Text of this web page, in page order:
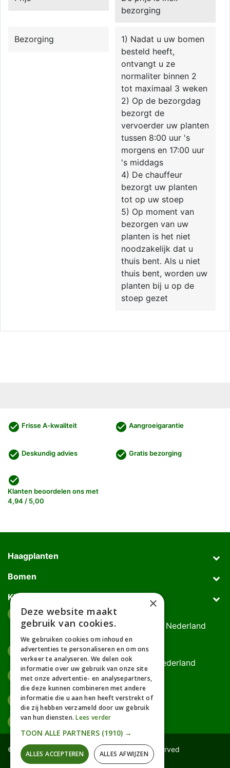
bezorging
Bezorging
1) Nadat u uw bomen
besteld heeft,
ontvangt u ze
normaliter binnen 2
tot maximaal 3 weken
2) Op de bezorgdag
bezorgt de
vervoerder uw planten
tussen 8:00 uur 's
morgens en 17:00 uur
's middags
4) De chauffeur
bezorgt uw planten
tot op uw stoep
5) Op moment van
bezorgen van uw
planten is het niet
noodzakelijk dat u
thuis bent. Als u niet
thuis bent, worden uw
planten bij u op de
stoep gezet
check_circle Frisse A-kwaliteit check_circle Aangroeigarantie
check_circle Deskundig advies check_circle Gratis bezorging
check_circle
Klanten beoordelen ons met
4,94 / 5,00
Haagplanten
Bomen
Klantenservice
Afhaaladres
Deurningerweg 50, 7623 AH Borne, Nederland
(op afspraak!)
Kantooradres
Bornsedijk 60, 7559 PT Hengelo, Nederland
085-0475588
06-17314481
info@gardline.nl
© 2026 Powered by Gardline™. All Rights Reserved
×
Deze website maakt
gebruik van cookies.
We gebruiken cookies om inhoud en
advertenties te personaliseren en om ons
verkeer te analyseren. We delen ook
informatie over uw gebruik van onze site
met onze advertentie- en analysepartners,
die deze kunnen combineren met andere
informatie die u aan hen heeft verstrekt of
die zij hebben verzameld door uw gebruik
van hun diensten.Lees verder
TOON ALLE PARTNERS (1910) →
ALLES ACCEPTEREN ALLES AFWIJZEN